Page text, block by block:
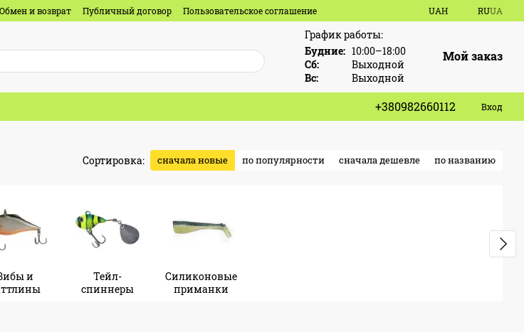
Обмен и возврат Публичный договор
Пользовательское соглашение
UAH RUUA
График работы:
Будние: 10:00–18:00
Сб:
Выходной
Вс:
Выходной
Мой заказ
+380982660112 Вход
Сортировка: сначала новые по популярности сначала дешевле по названию
и
Тейл-
спиннеры
Силиконовые
приманки